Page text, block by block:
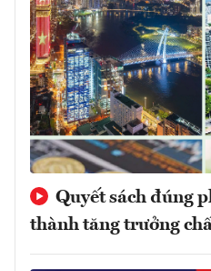
Quyết sách đúng
thành tăng trưởng